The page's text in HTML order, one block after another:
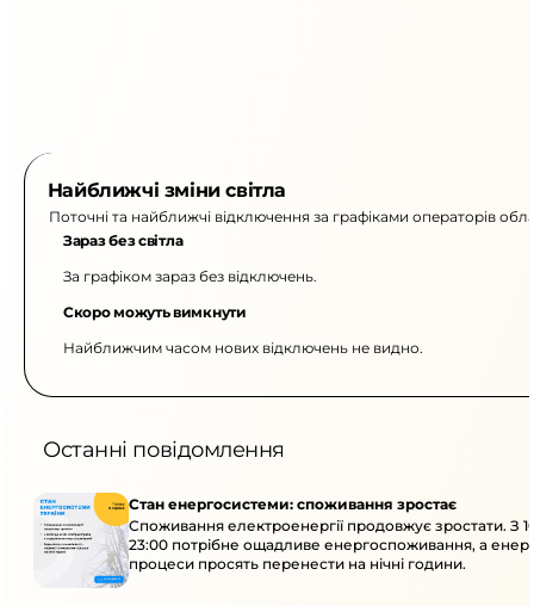
Найближчі зміни світла
Поточні та найближчі відключення за графіками операторів
Зараз без світла
За графіком зараз без відключень.
Скоро можуть вимкнути
Найближчим часом нових відключень не видно.
Останні повідомлення
Стан енергосистеми: споживання зростає
Споживання електроенергії продовжує зростати. З
23:00 потрібне ощадливе енергоспоживання, а
процеси просять перенести на нічні години.